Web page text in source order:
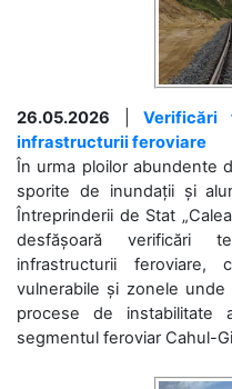
26.05.2026 |Verificări
infrastructurii feroviare
În urma ploilor abundente
sporite de inundații și
Întreprinderii de Stat
desfășoară verificări
infrastructurii
vulnerabile și zonele
procese de instabilitate
segmentul feroviar Cahul-